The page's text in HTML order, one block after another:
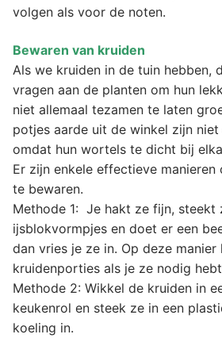
volgen als voor de noten.
Bewaren van kruiden
Als we kruiden in de tuin hebben,
vragen aan de planten om hun
niet allemaal tezamen te laten
potjes aarde uit de winkel zijn
omdat hun wortels te dicht bij
Er zijn enkele effectieve manieren
te bewaren.
Methode 1: Je hakt ze fijn, steekt
ijsblokvormpjes en doet er een
dan vries je ze in. Op deze manier
kruidenporties als je ze nodig
Methode 2: Wikkel de kruiden in
keukenrol en steek ze in een
koeling in.